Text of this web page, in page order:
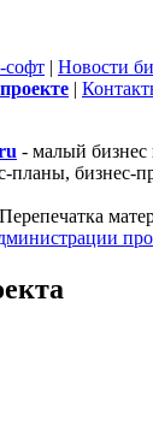
софт | Новости
|
- малый бизнес
планы, бизнес-